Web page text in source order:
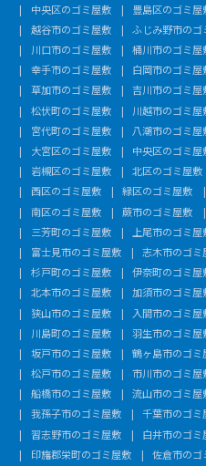
中央区のゴミ屋敷
豊島区のゴミ屋
越谷市のゴミ屋敷
ふじみ野市のゴ
川口市のゴミ屋敷
桶川市のゴミ屋
幸手市のゴミ屋敷
白岡市のゴミ屋
草加市のゴミ屋敷
吉川市のゴミ屋
松伏町のゴミ屋敷
川越市のゴミ屋
宮代町のゴミ屋敷
八潮市のゴミ屋
大宮区のゴミ屋敷
中央区のゴミ屋
岩槻区のゴミ屋敷
北区のゴミ屋敷
西区のゴミ屋敷
緑区のゴミ屋敷
南区のゴミ屋敷
蕨市のゴミ屋敷
三芳町のゴミ屋敷
上尾市のゴミ屋
富士見市のゴミ屋敷
志木市のゴミ
杉戸町のゴミ屋敷
伊奈町のゴミ屋
北本市のゴミ屋敷
加須市のゴミ屋
狭山市のゴミ屋敷
入間市のゴミ屋
川島町のゴミ屋敷
羽生市のゴミ屋
坂戸市のゴミ屋敷
鶴ヶ島市のゴミ
松戸市のゴミ屋敷
市川市のゴミ屋
船橋市のゴミ屋敷
流山市のゴミ屋
我孫子市のゴミ屋敷
千葉市のゴミ
習志野市のゴミ屋敷
白井市のゴミ
印旛郡栄町のゴミ屋敷
佐倉市のゴ